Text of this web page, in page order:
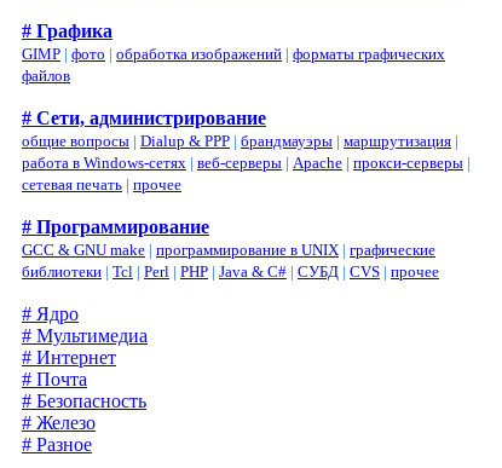
# Графика
GIMP | фото | обработка изображений | форматы графических
файлов
# Сети, администрирование
общие вопросы | Dialup & PPP | брандмауэры | маршрутизация |
работа в Windows-сетях | веб-серверы | Apache | прокси-серверы |
сетевая печать | прочее
# Программирование
GCC & GNU make | программирование в UNIX | графические
библиотеки | Tcl | Perl | PHP | Java & C# | СУБД | CVS | прочее
# Ядро
# Мультимедиа
# Интернет
# Почта
# Безопасность
# Железо
# Разное